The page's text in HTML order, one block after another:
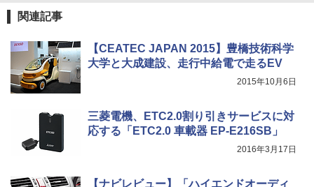
関連記事
【CEATEC JAPAN 2015】豊橋技術科学
大学と大成建設、走行中給電で走るEV
2015年10月6日
三菱電機、ETC2.0割り引きサービスに対
応する「ETC2.0 車載器 EP-E216SB」
2016年3月17日
【ナビレビュー】「ハイエンドオーディ